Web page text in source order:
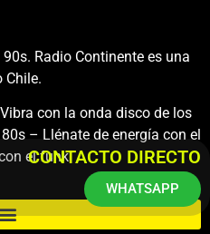
Radio Continente es una
Chile.
con la onda disco de los
– Llénate de energía con el
el funk.
CONTACTO DIRECTO
WHATSAPP